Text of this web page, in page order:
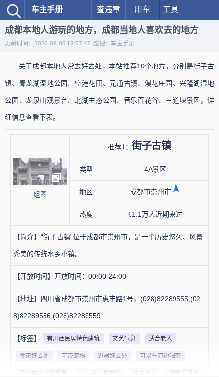
车主手册 查违章 用车 工具
成都本地人游玩的地方，成都当地人喜欢去的地方
更新时间：2026-08-05 13:57:47 整理：车主手册
关于成都本地人常去好去处，本站推荐10个地方，分别是街子古
镇、青龙湖湿地公园、空港花田、元通古镇、漫花庄园、兴隆湖湿地
公园、龙泉山观景台、北湖生态公园、音乐百花谷、三道堰景区，详
细信息查看下表。
组图
推荐1： 街子古镇
类型 4A景区
地区 成都市崇州市
热度 61.1万人近期来过
【简介】“街子古镇”位于成都市崇州市，是一个历史悠久、风景
秀美的传统水乡小镇。
【开放时间】开放时间：00:00-24:00
【地址】四川省成都市崇州市惠丰路1号，(028)82289555,(02
8)82289556,(028)82289559
【标签】 有川西民居特色建筑 文艺气息 适合老人
赏花好去处 可带宠物 避暑好去处 可以在河边喝茶
可以体会古镇气息 有古色古香建筑 适合郊游 四季皆可游